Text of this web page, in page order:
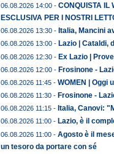
06.08.2026 14:00 - CONQUISTA IL
ESCLUSIVA PER I NOSTRI
06.08.2026 13:30 - Italia, Mancini
06.08.2026 13:00 - Lazio | Cataldi,
06.08.2026 12:30 - Ex Lazio |
06.08.2026 12:00 - Frosinone -
06.08.2026 11:45 - WOMEN | Oggi
06.08.2026 11:30 - Frosinone -
06.08.2026 11:15 - Italia, Canovi:
06.08.2026 11:00 - Lazio, è il
06.08.2026 11:00 - Agosto è il
un tesoro da portare con sé